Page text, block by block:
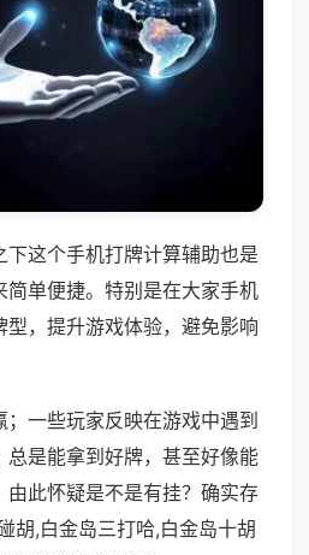
下这个手机打牌计算辅助也是
简单便捷。特别是在大家手机
，提升游戏体验，避免影响
一些玩家反映在游戏中遇到
总是能拿到好牌，甚至好像能
由此怀疑是不是有挂？确实存
胡,白金岛三打哈,白金岛十胡